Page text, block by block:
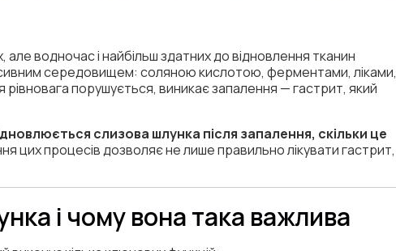
водночас і найбільш здатних до відновлення тканин
середовищем: соляною кислотою, ферментами, ліками,
порушується, виникає запалення — гастрит, який
слизова шлунка після запалення, скільки це
цих процесів дозволяє не лише правильно лікувати гастрит,
і чому вона така важлива